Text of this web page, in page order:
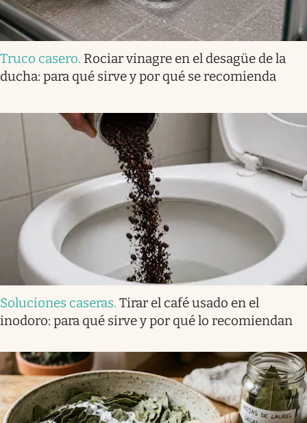
Truco casero. Rociar vinagre en el desagüe de la
ducha: para qué sirve y por qué se recomienda
Soluciones caseras. Tirar el café usado en el
inodoro: para qué sirve y por qué lo recomiendan